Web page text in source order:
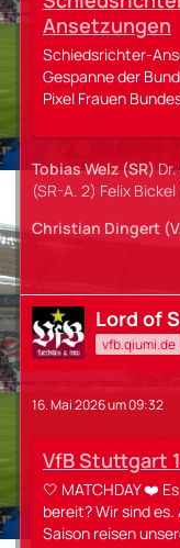
Ansetzungen
Schiedsrichter-
Gespanne der
Pixel Frauen
Tobias Welz (SR)
(SR-A. 2) Felix
Christian Dingert
Lord of
vfb.qiumi.de
16. Mai 2026 um 09:32
VfB Stuttgart
🤍 MATCHDAY ❤️
bereit? Wir sind
Saison reisen